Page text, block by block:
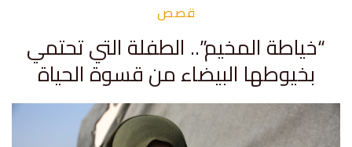
قصص
“خياطة المخيم”.. الطفلة التي تحتمي
بخيوطها البيضاء من قسوة الحياة